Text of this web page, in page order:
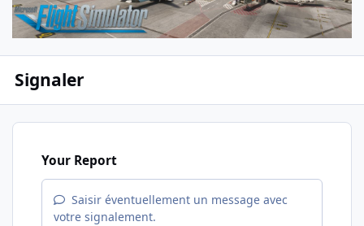
Signaler
Your Report
Saisir éventuellement un message avec
votre signalement.